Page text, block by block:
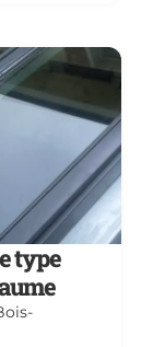
type